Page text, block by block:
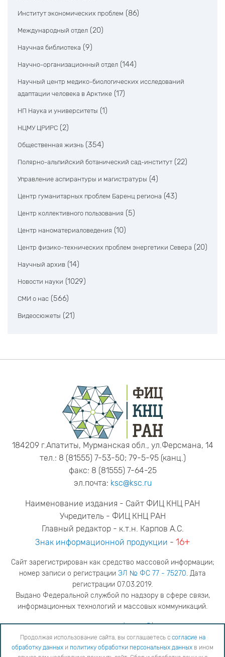
Институт экономических проблем (86)
Международный отдел (20)
Научная библиотека (9)
Научно-организационный отдел (144)
Научный центр медико-биологических исследований
адаптации человека в Арктике (17)
НП Наука и университеты (1)
НЦМУ ЦРИРС (2)
Общественная жизнь (354)
Полярно-альпийский ботанический сад-институт (22)
Управление аспирантуры и магистратуры (4)
Центр гуманитарных проблем Баренц региона (43)
Центр коллективного пользования (5)
Центр наноматериаловедения (10)
Центр физико-технических проблем энергетики Севера (20)
Научный архив (14)
Новости науки (1029)
СМИ о нас (566)
Видеосюжеты (21)
184209 г.Апатиты, Мурманская обл., ул.Ферсмана, 14
тел.: 8 (81555) 7-53-50; 79-5-95 (канц.)
факс: 8 (81555) 7-64-25
эл.почта: ksc@ksc.ru
Наименование издания - Сайт ФИЦ КНЦ РАН
Учредитель - ФИЦ КНЦ РАН
Главный редактор - к.т.н. Карпов А.С.
Знак информационной продукции - 16+
Сайт зарегистрирован как средство массовой информации;
номер записи о регистрации ЭЛ № ФС 77 - 75270. Дата
регистрации 07.03.2019.
Выдано Федеральной службой по надзору в сфере связи,
информационных технологий и массовых коммуникаций.
адрес редакцииya.stogova@ksc.ru
телефон редакции81555-79-516
Продолжая использование сайта, вы соглашаетесь с согласие на обработку данных
Продолжая использование сайта, вы соглашаетесь с согласие на
обработку данных и политику обработки персональных данных в ином